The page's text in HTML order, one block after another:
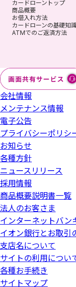
カードローントップ
商品概要
お借入れ方法
カードローンの基礎知
ATMでのご返済方法
会社情報
メンテナンス情報
電子公告
プライバシーポリシ
お知らせ
各種方針
ニュースリリース
採用情報
商品概要説明書一覧
法人のお客さま
インターネットバン
イオン銀行とお取引
支店名について
サイトの利用につい
各種お手続き
サイトマップ